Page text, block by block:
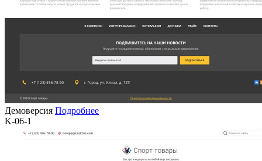
Демоверсия Подробнее
K-06-1